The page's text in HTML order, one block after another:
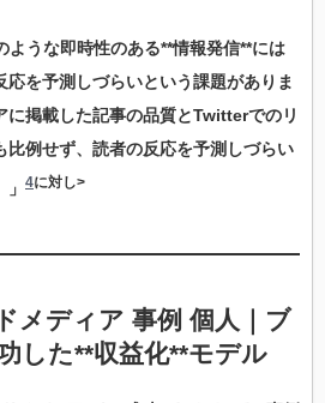
ような即時性のある**情報発信**には
応を予測しづらいという課題がありま
に掲載した記事の品質とTwitterでのリ
比例せず、読者の反応を予測しづらい
4に対し>
メディア 事例 個人
ブ
した**収益化**モデル